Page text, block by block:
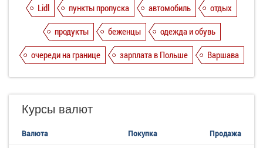
Lidl
пункты пропуска автомобиль
отдых
продукты
беженцы
одежда и обувь
очереди на границе
зарплата в Польше Варшава
Курсы валют
Валюта Покупка Продажа